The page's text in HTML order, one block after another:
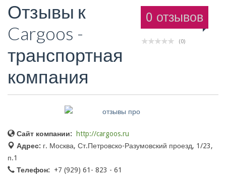
Красота Здоровье
0 отзывов
(0)
Отзывы к
Cargoos -
транспортная
компания
Сайт компании:
http://cargoos.ru
Адрес: г. Москва, Ст.Петровско-Разумовский проезд, 1/23,
п.1
Телефон:
+7 (929) 61- 823 - 61